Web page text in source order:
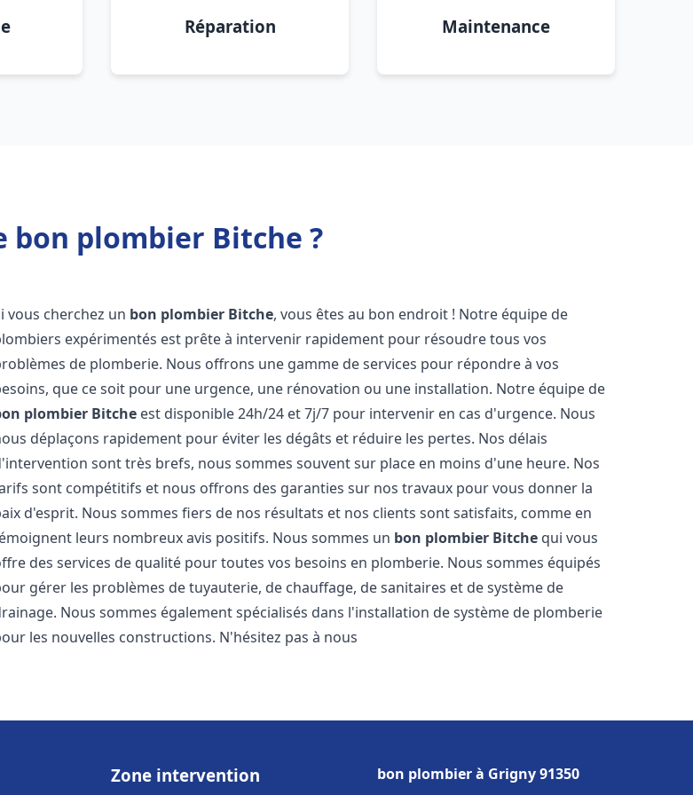
Réparation Maintenance
bon plombier Bitche ?
vous cherchez un bon plombier Bitche, vous êtes au bon endroit ! Notre équipe de
expérimentés est prête à intervenir rapidement pour résoudre tous vos
de plomberie. Nous offrons une gamme de services pour répondre à vos
que ce soit pour une urgence, une rénovation ou une installation. Notre équipe de
plombier Bitche est disponible 24h/24 et 7j/7 pour intervenir en cas d'urgence. Nous
déplaçons rapidement pour éviter les dégâts et réduire les pertes. Nos délais
sont très brefs, nous sommes souvent sur place en moins d'une heure. Nos
sont compétitifs et nous offrons des garanties sur nos travaux pour vous donner la
d'esprit. Nous sommes fiers de nos résultats et nos clients sont satisfaits, comme en
leurs nombreux avis positifs. Nous sommes un bon plombier Bitche qui vous
des services de qualité pour toutes vos besoins en plomberie. Nous sommes équipés
gérer les problèmes de tuyauterie, de chauffage, de sanitaires et de système de
Nous sommes également spécialisés dans l'installation de système de plomberie
les nouvelles constructions. N'hésitez pas à nous
Zone intervention bon plombier à Grigny 91350